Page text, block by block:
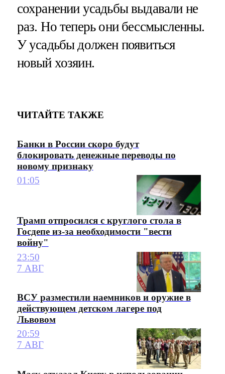
сохранении усадьбы выдавали не
раз. Но теперь они бессмысленны.
У усадьбы должен появиться
новый хозяин.
ЧИТАЙТЕ ТАКЖЕ
Банки в России скоро будут
блокировать денежные переводы по
новому признаку
01:05
Трамп отпросился с круглого стола в
Госдепе из-за необходимости "вести
войну"
23:50
7 АВГ
ВСУ разместили наемников и оружие в
действующем детском лагере под
Львовом
20:59
7 АВГ